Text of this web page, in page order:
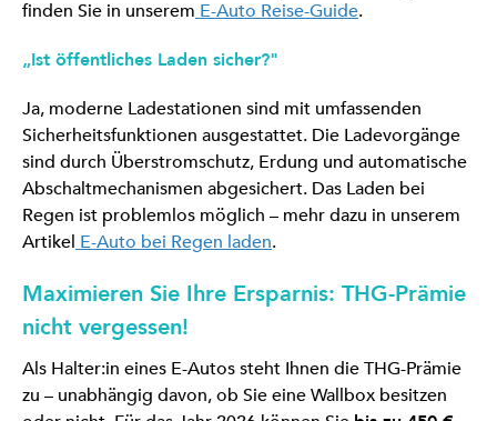
finden Sie in unserem E-Auto Reise-Guide.
„Ist öffentliches Laden sicher?"
Ja, moderne Ladestationen sind mit umfassenden
Sicherheitsfunktionen ausgestattet. Die Ladevorgänge
sind durch Überstromschutz, Erdung und automatische
Abschaltmechanismen abgesichert. Das Laden bei
Regen ist problemlos möglich – mehr dazu in unserem
Artikel E-Auto bei Regen laden.
Maximieren Sie Ihre Ersparnis: THG-Prämie
nicht vergessen!
Als Halter:in eines E-Autos steht Ihnen die THG-Prämie
zu – unabhängig davon, ob Sie eine Wallbox besitzen